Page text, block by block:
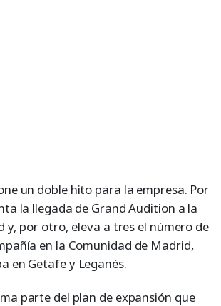
un doble hito para la empresa. Por
la llegada de Grand Audition a la
y, por otro, eleva a tres el número de
en la Comunidad de Madrid,
en Getafe y Leganés.
parte del plan de expansión que